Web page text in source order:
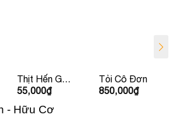
Thịt Hến Gò
Nổi
55,000₫
Tỏi Cô Đơn
850,000₫
- Hữu Cơ